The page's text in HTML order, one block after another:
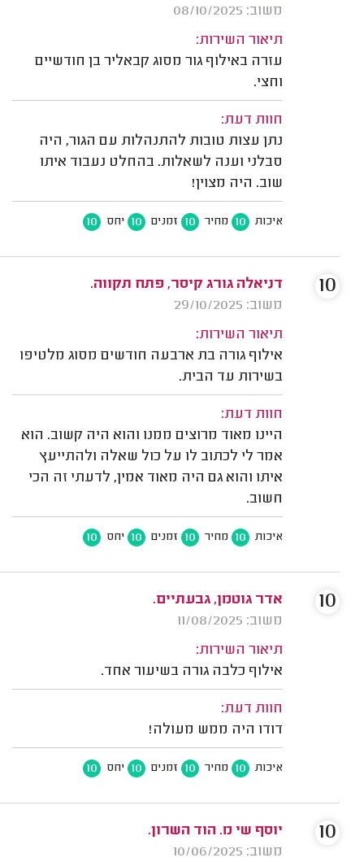
משוב: 08/10/2025
תיאור השירות:
עזרה באילוף גור מסוג קבאליר בן חודשיים
וחצי.
חוות דעת:
נתן עצות טובות להתנהלות עם הגור, היה
סבלני וענה לשאלות. בהחלט נעבוד איתו
שוב. היה מצוין!
איכות 10 מחיר 10 זמנים 10 יחס 10
דניאלה גורג קיסר, פתח תקווה.
משוב: 29/10/2025
תיאור השירות:
אילוף גורה בת ארבעה חודשים מסוג מלטיפו
בשירות עד הבית.
חוות דעת:
היינו מאוד מרוצים ממנו והוא היה קשוב. הוא
אמר לי לכתוב לו על כול שאלה ולהתייעץ
איתו והוא גם היה מאוד אמין, לדעתי זה הכי
חשוב.
איכות 10 מחיר 10 זמנים 10 יחס 10
10
אדר גוטמן, גבעתיים.
משוב: 11/08/2025
תיאור השירות:
אילוף כלבה גורה בשיעור אחד.
חוות דעת:
דודו היה ממש מעולה!
איכות 10 מחיר 10 זמנים 10 יחס 10
10
יוסף שי מ. הוד השרון.
משוב: 10/06/2025
10